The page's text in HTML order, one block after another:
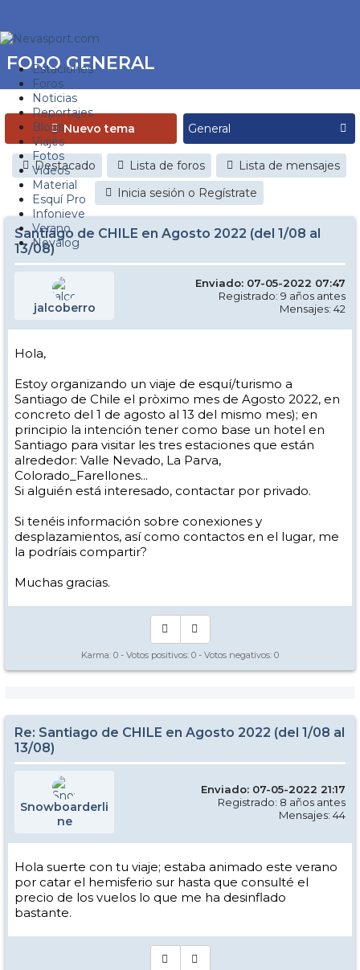
Estaciones
Foros
Noticias
Reportajes
Blogs
Viajes
Fotos
Videos
Material
Esquí Pro
Infonieve
Verano
Nevalog
FORO GENERAL
Nuevo tema
Destacado Lista de foros
Lista de mensajes
Inicia sesión o Regístrate
Santiago de CHILE en Agosto 2022 (del 1/08 al
13/08)
jalcoberro
Enviado: 07-05-2022 07:47
Registrado: 9 años antes
Mensajes: 42
Hola,
Estoy organizando un viaje de esquí/turismo a
Santiago de Chile el pròximo mes de Agosto 2022, en
concreto del 1 de agosto al 13 del mismo mes); en
principio la intención tener como base un hotel en
Santiago para visitar les tres estaciones que están
alrededor: Valle Nevado, La Parva,
Colorado_Farellones...
Si alguién está interesado, contactar por privado.
Si tenéis información sobre conexiones y
desplazamientos, así como contactos en el lugar, me
la podríais compartir?
Muchas gracias.
Karma: 0 - Votos positivos: 0 - Votos negativos: 0
Re: Santiago de CHILE en Agosto 2022 (del 1/08 al
13/08)
Snowboarderli
ne
Enviado: 07-05-2022 21:17
Registrado: 8 años antes
Mensajes: 44
Hola suerte con tu viaje; estaba animado este verano
por catar el hemisferio sur hasta que consulté el
precio de los vuelos lo que me ha desinflado
bastante.